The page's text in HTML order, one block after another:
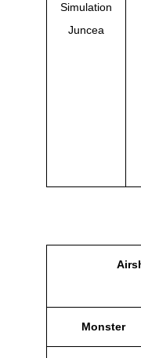
Simulation
Juncea
Monster